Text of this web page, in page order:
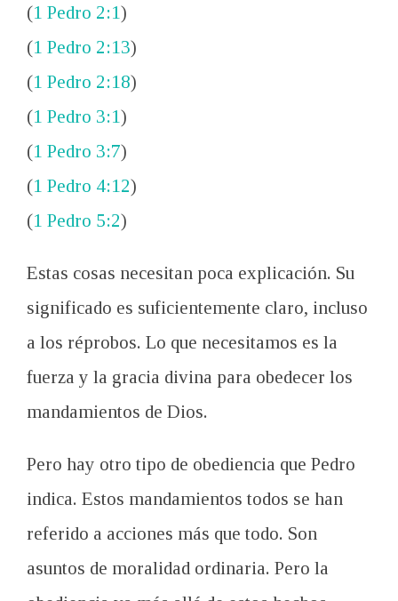
(1 Pedro 2:1)
(1 Pedro 2:13)
(1 Pedro 2:18)
(1 Pedro 3:1)
(1 Pedro 3:7)
(1 Pedro 4:12)
(1 Pedro 5:2)
Estas cosas necesitan poca explicación. Su
significado es suficientemente claro, incluso
a los réprobos. Lo que necesitamos es la
fuerza y la gracia divina para obedecer los
mandamientos de Dios.
Pero hay otro tipo de obediencia que Pedro
indica. Estos mandamientos todos se han
referido a acciones más que todo. Son
asuntos de moralidad ordinaria. Pero la